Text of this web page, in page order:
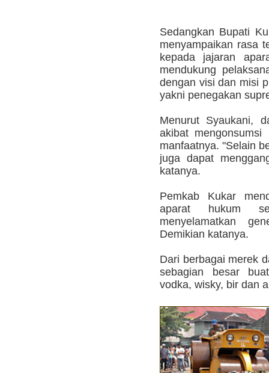
Sedangkan Bupati
menyampaikan rasa
kepada jajaran
mendukung
dengan visi dan misi
yakni penegakan
Menurut Syaukani,
akibat
manfaatnya. "Selain
juga dapat
katanya.
Pemkab Kukar
aparat hukum
menyelamatkan
Demikian katanya.
Dari berbagai merek
sebagian besar
vodka, wisky, bir dan